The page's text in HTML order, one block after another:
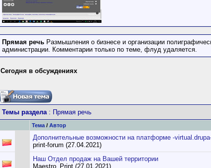
Прямая речь Размышления о бизнесе и организации
администрации. Комментарии только по теме, флуд удаляется.
Сегодня в обсуждениях
Темы раздела: Прямая речь
Тема / Автор
Дополнительные возможности на платформе -
print-forum (27.04.2021)
Наш Отдел продаж на Вашей территории
Maestro_Print (27.01.2021)